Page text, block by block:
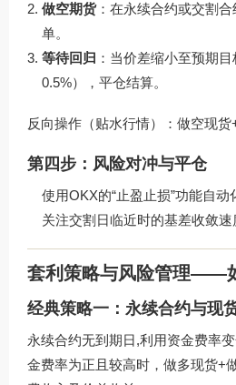
做空期货：在永续合约或交割
单。
等待回归 ：当价差缩小至预期
0.5%），平仓结算。
反向操作（贴水行情）：做空现货
第四步：风险对冲与平仓
使用OKX的“止盈止损”功能自动
关注交割日临近时的基差收敛速
套利策略与风险管理——
经典策略一：永续合约与现
永续合约无到期日,利用资金费率
金费率为正且较高时，做多现货+